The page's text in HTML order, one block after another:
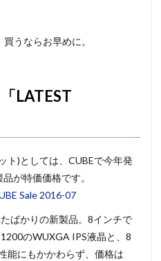
うならお早めに。
LATEST
ト)としては、CUBEで今年発
が特価価格です。
ばかりの新製品。8インチで
のWUXGA IPS液晶と、8
能にもかかわらず、価格は